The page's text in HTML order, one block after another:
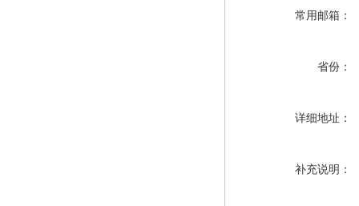
常用邮箱：
省份：
详细地址：
补充说明：